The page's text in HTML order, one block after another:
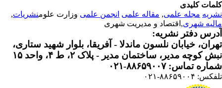
کلیدی
مجله علمی, مقاله علمی انجمن علمیوزارت علومنشریات,
شهری ,اقتصاد و مدیریت شهری
دفتر نشریه:
خیابان نلسون ماندلا - آفریقا، بلوار شهید ستاری،
کوچه مدیر، ساختمان مدیر - پلاک ۲، ط ۴، واحد ۱۵
تماس: ۸۸۶۵۹۰۰۷-۰۲۱
۸۸۶۵۹۰۰۴-۰۲۱